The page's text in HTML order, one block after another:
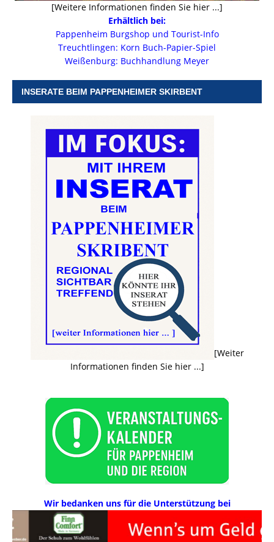
[Weitere Informationen finden Sie hier ...]
Erhältlich bei:
Pappenheim Burgshop und Tourist-Info
Treuchtlingen: Korn Buch-Papier-Spiel
Weißenburg: Buchhandlung Meyer
INSERATE BEIM PAPPENHEIMER SKIRBENT
[Weiter
Informationen finden Sie hier ...]
Wir bedanken uns für die Unterstützung bei